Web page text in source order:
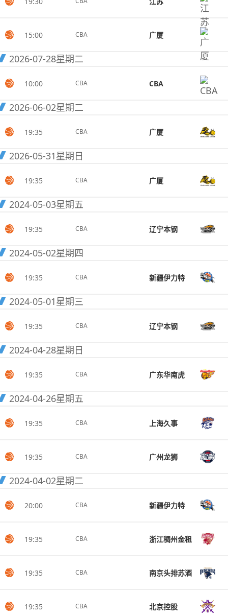
15:00 CBA 广厦
2026-07-28星期二
10:00 CBA CBA
2026-06-02星期二
19:35 CBA 广厦
2026-05-31星期日
19:35 CBA 广厦
2024-05-03星期五
19:35 CBA 辽宁本钢
2024-05-02星期四
19:35 CBA 新疆伊力特
2024-05-01星期三
19:35 CBA 辽宁本钢
2024-04-28星期日
19:35 CBA 广东华南虎
2024-04-26星期五
19:35 CBA 上海久事
19:35 CBA 广州龙狮
2024-04-02星期二
20:00 CBA 新疆伊力特
19:35 CBA 浙江稠州金租
19:35 CBA 南京头排苏酒
19:35 CBA 北京控股